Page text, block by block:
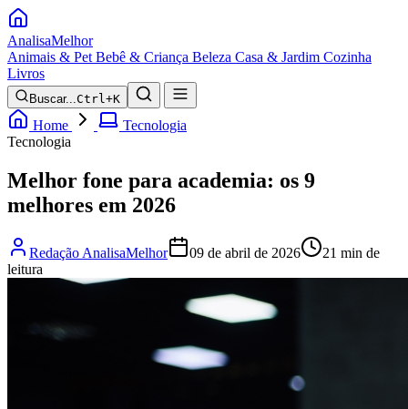
AnalisaMelhor
Animais & Pet Bebê & Criança Beleza Casa & Jardim Cozinha
Livros
Buscar...Ctrl+K
Home
Tecnologia
Tecnologia
Melhor fone para academia: os 9
melhores em 2026
Redação AnalisaMelhor 09 de abril de 2026
21 min de
leitura